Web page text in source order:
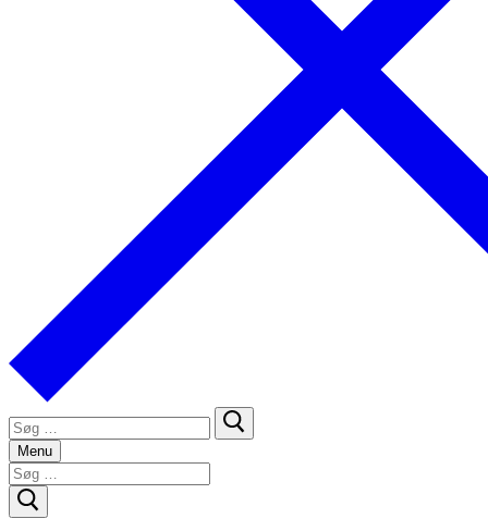
Søg
efter:
Menu
Søg
efter: